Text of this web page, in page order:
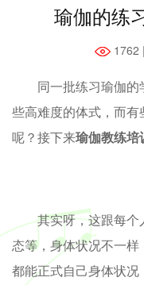
瑜伽的练
1762 |
同一批练习瑜伽
些高难度的体式，而
呢？接下来瑜伽教练培
其实呀，这跟每
态等，身体状况不一
都能正式自己身体状